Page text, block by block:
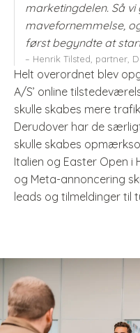
marketingdelen. Så
mavefornemmelse,
først begyndte at
– Henrik Tilsted, partner,
Helt overordnet blev
A/S’ online
skulle skabes mere
Derudover har de
skulle skabes
Italien og Easter Open i
og Meta-annoncering
leads og tilmeldinger til